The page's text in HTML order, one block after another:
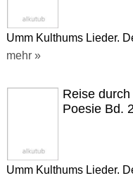
Umm Kulthums Lieder.
mehr »
Reise
Poesie Bd.
Umm Kulthums Lieder.